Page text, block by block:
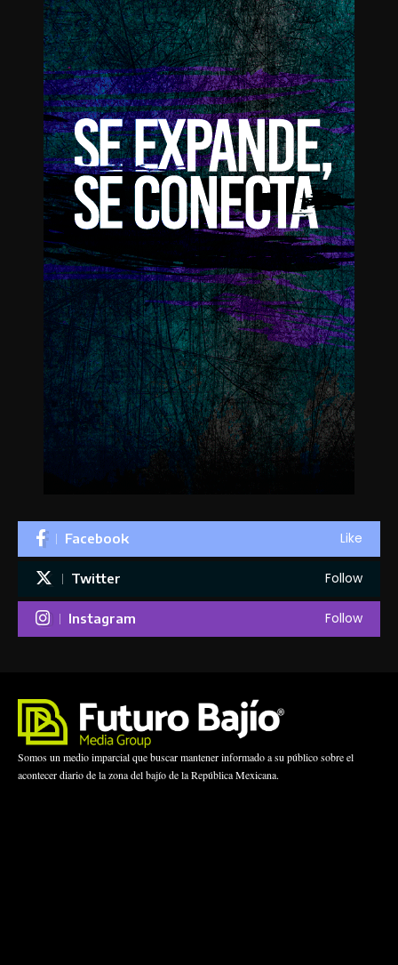
Facebook Like
Twitter Follow
Instagram Follow
Somos un medio imparcial que buscar mantener informado a su público sobre el
acontecer diario de la zona del bajío de la República Mexicana.